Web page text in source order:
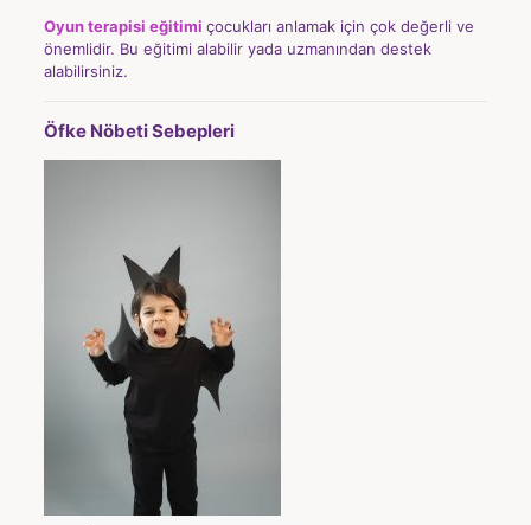
Oyun terapisi eğitimi çocukları anlamak için çok değerli ve
önemlidir. Bu eğitimi alabilir yada uzmanından destek
alabilirsiniz.
Öfke Nöbeti Sebepleri